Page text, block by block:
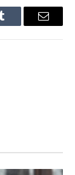
Tumblr Email